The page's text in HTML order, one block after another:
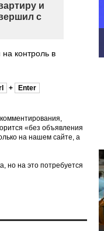
и
с
контроль в
+ Enter
«без объявления
на нашем сайте, а
но на это потребуется